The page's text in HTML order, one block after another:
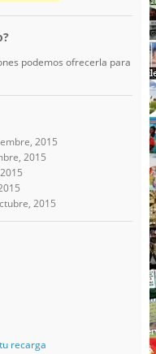
podemos ofrecerla para
2015
2015
2015
recarga